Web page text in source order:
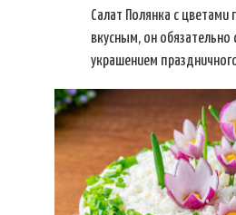
Салат Полянка с цветами
вкусным, он обязательно
украшением